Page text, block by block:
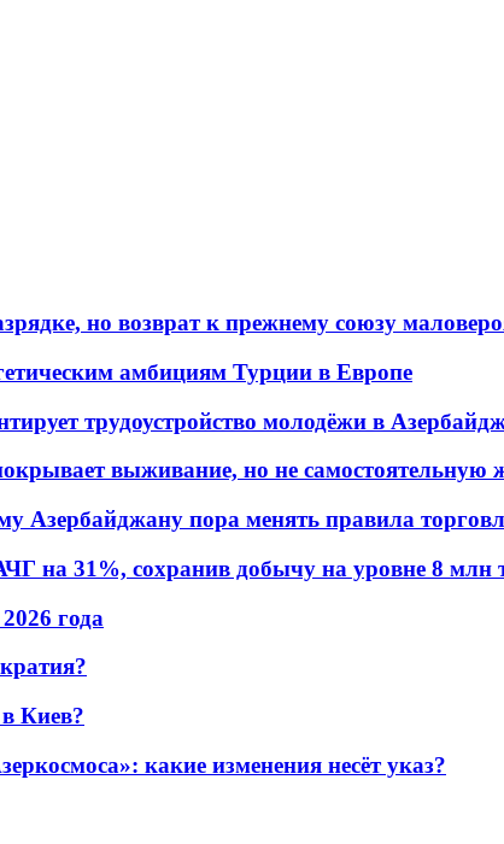
но возврат к прежнему союзу
амбициям Турции в Европе
трудоустройство молодёжи в
выживание, но не самостоятельную
Азербайджану пора менять правила
на 31%, сохранив добычу на уровне 8 млн
года
Киев?
какие изменения несёт указ?